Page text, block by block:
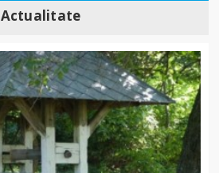
Actualitate